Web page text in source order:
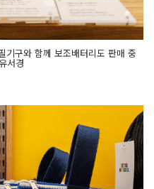
기구와 함께 보조배터리도 판매 중
서경